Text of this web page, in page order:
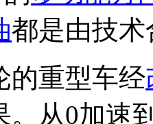
都是由技
重型车经
。从0加速